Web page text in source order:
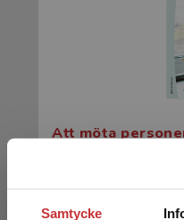
Samtycke
Att möta
343 kr